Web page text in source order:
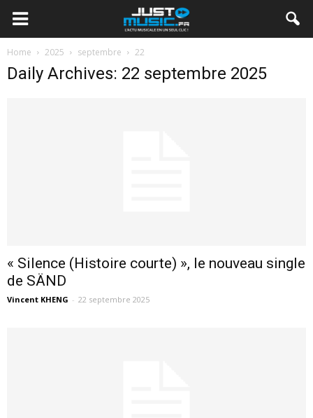
Home 2025 septembre 22
Daily Archives: 22 septembre 2025
« Silence (Histoire courte) », le nouveau single
de SÄND
Vincent KHENG - 22 septembre 2025